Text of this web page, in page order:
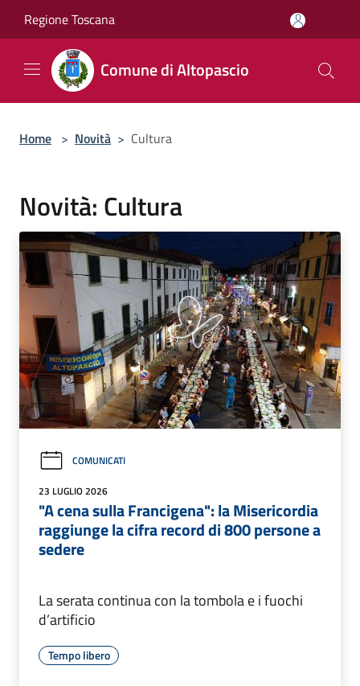
Regione Toscana
Comune di Altopascio
Home > Novità > Cultura
Novità: Cultura
COMUNICATI
23 LUGLIO 2026
"A cena sulla Francigena": la Misericordia
raggiunge la cifra record di 800 persone a
sedere
La serata continua con la tombola e i fuochi
d’artificio
Tempo libero